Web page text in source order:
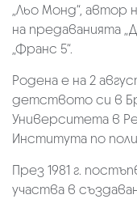
„Льо Монд“, автор
на предаванията
„Франс 5“.
Родена е на 2
детството си в
Университета в
Института по
През 1981 г.
участва в